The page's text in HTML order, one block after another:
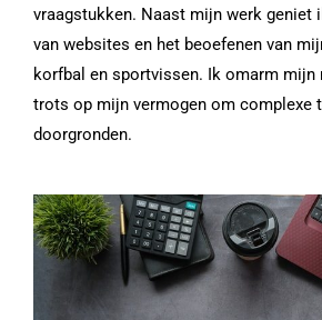
vraagstukken. Naast mijn werk geniet
van websites en het beoefenen van
korfbal en sportvissen. Ik omarm mijn
trots op mijn vermogen om complexe
doorgronden.